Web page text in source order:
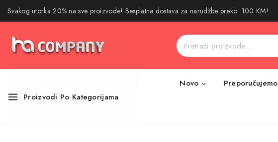
Svakog utorka 20% na sve proizvode! Besplatna dostava za narudžbe preko 100 KM!
Proizvodi Po Kategorijama
Novo Preporučujemo